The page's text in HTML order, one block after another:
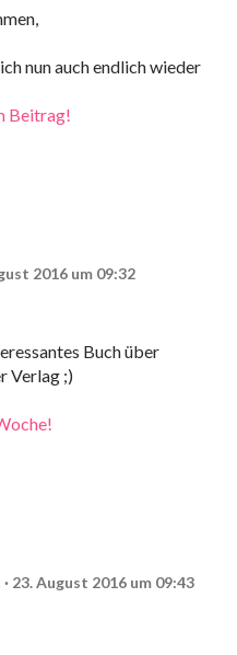
nun auch endlich wieder
Beitrag!
2016 um 09:32
Buch über
Verlag ;)
23. August 2016 um 09:43